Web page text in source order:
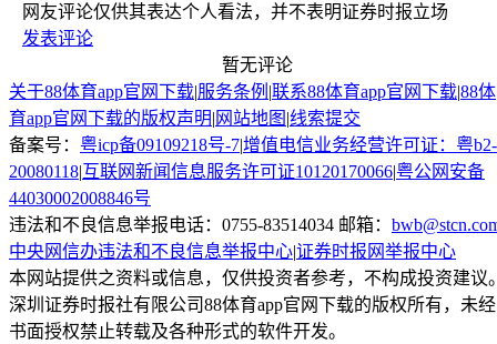
网友评论仅供其表达个人看法，并不表明证券时报立场
发表评论
暂无评论
关于88体育app官网下载|服务条例 |联系88体育app官网下载|88体
育app官网下载的版权声明| 网站地图 |线索提交
备案号： 粤icp备09109218号-7|增值电信业务经营许可证：粤b2-
20080118|互联网新闻信息服务许可证10120170066|粤公网安备
44030002008846号
违法和不良信息举报电话：0755-83514034 邮箱：
中央网信办违法和不良信息举报中心|证券时报网举报中心
本网站提供之资料或信息，仅供投资者参考，不构成投资建议
深圳证券时报社有限公司88体育app官网下载的版权所有，未经
书面授权禁止转载及各种形式的软件开发。